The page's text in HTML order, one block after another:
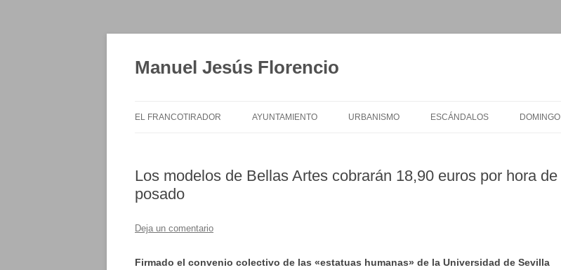
Manuel Jesús Florencio
EL FRANCOTIRADOR AYUNTAMIENTO URBANISMO ESCÁNDALOS DOMINGO
Los modelos de Bellas Artes cobrarán 18,90 euros por hora de
posado
Deja un comentario
Firmado el convenio colectivo de las «estatuas humanas» de la Universidad de Sevilla